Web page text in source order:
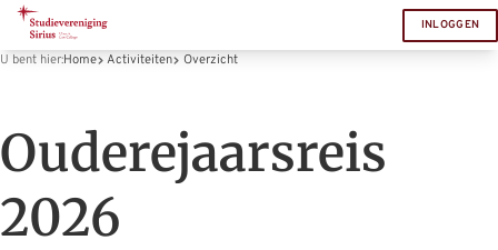
INLOGGEN
U bent hier:Home Activiteiten Overzicht
Ouderejaarsreis
2026